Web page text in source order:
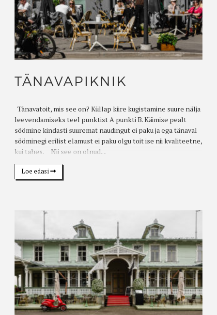
TÄNAVAPIKNIK
Tänavatoit, mis see on? Küllap kiire kugistamine suure nälja
leevendamiseks teel punktist A punkti B. Käimise pealt
söömine kindasti suuremat naudingut ei paku ja ega tänaval
sööminegi erilist elamust ei paku olgu toit ise nii kvaliteetne,
kui tahes. Nii see on olnud....
Loe edasi